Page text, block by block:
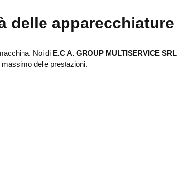
delle apparecchiature
Noi di E.C.A. GROUP MULTISERVICE SRL
delle prestazioni.